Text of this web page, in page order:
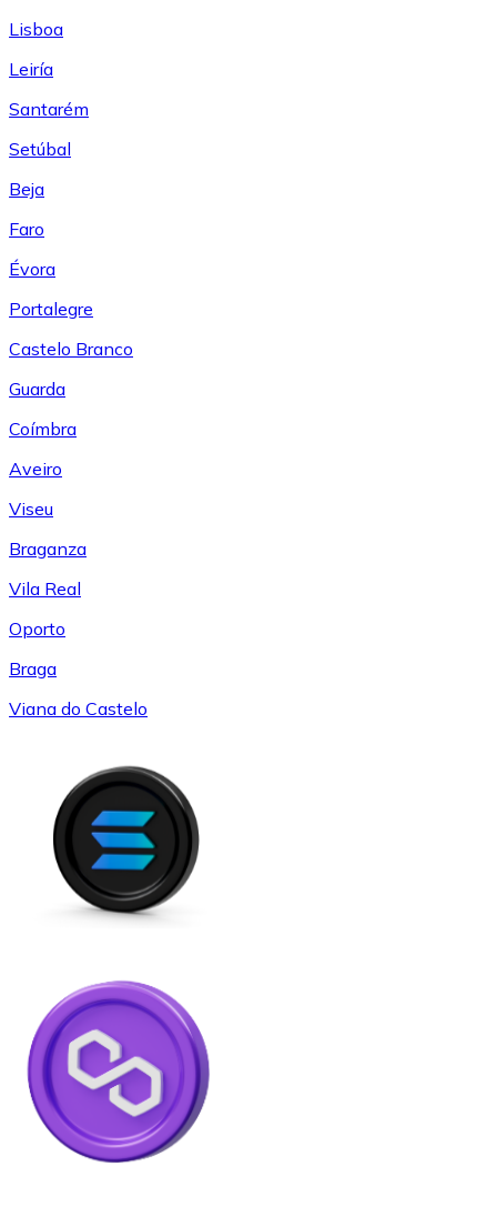
Lisboa
Leiría
Santarém
Setúbal
Beja
Faro
Évora
Portalegre
Castelo Branco
Guarda
Coímbra
Aveiro
Viseu
Braganza
Vila Real
Oporto
Braga
Viana do Castelo